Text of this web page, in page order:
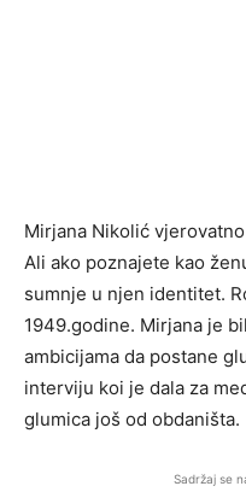
Mirjana Nikolić
Ali ako poznajete kao
sumnje u njen identitet.
1949.godine. Mirjana je
ambicijama da postane
interviju koi je dala za
glumica još od obdaništa.
Sadržaj se